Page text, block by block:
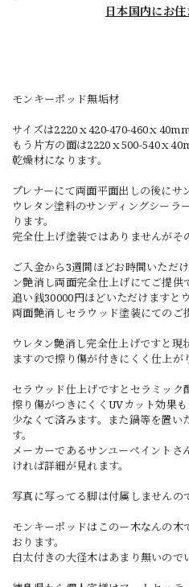
日本国内にお
モンキーポッド無垢材
サイズは2220ｘ420-470-460ｘ40mm
もう片方の面は2220ｘ500-540ｘ
乾燥材になります。
プレナーにて両面平面出しの後にサ
ウレタン塗料のサンディングシーラ
ります。
完全仕上げ塗装ではありませんがそ
ご入金から3週間ほどお時間いただ
ン艶消し両面完全仕上げにてご提供
追い銭30000円ほどいただけますと
両面艶消しセラウッド塗装にてのご
ウレタン艶消し完全仕上げですと現
ますので擦り傷が付きにくく仕上が
セラウッド仕上げですとセラミッ
擦り傷がつきにくくUVカット効果
少なくて済みます。また鍋等を置い
す。
メーカーであるサンユーペイント
ければ詳細が見れます。
写真に写ってる脚は付属しませんの
モンキーポッドはこのー木なんの
おります。
白太付きの大径木はあまり無いので